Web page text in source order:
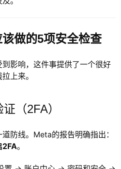
做的5项安全检查
影响，这件事提供了一个很好
上来。
（2FA）
防线。Meta的报告明确指出：
2FA。